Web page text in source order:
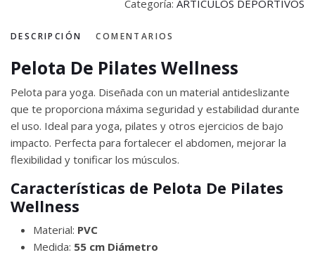
Categoría: ARTÍCULOS DEPORTIVOS
DESCRIPCIÓN COMENTARIOS
Pelota De Pilates Wellness
Pelota para yoga. Diseñada con un material antideslizante
que te proporciona máxima seguridad y estabilidad durante
el uso. Ideal para yoga, pilates y otros ejercicios de bajo
impacto. Perfecta para fortalecer el abdomen, mejorar la
flexibilidad y tonificar los músculos.
Características de Pelota De Pilates
Wellness
Material: PVC
Medida: 55 cm Diámetro